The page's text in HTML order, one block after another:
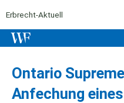
Erbrecht-Aktuell
Ontario
Anfechung